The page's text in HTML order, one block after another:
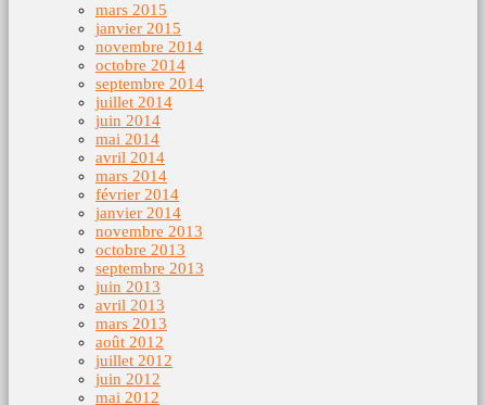
mars 2015
janvier 2015
novembre 2014
octobre 2014
septembre 2014
juillet 2014
juin 2014
mai 2014
avril 2014
mars 2014
février 2014
janvier 2014
novembre 2013
octobre 2013
septembre 2013
juin 2013
avril 2013
mars 2013
août 2012
juillet 2012
juin 2012
mai 2012